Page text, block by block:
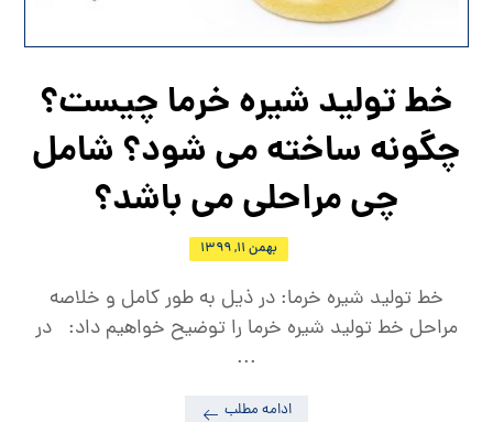
خط تولید شیره خرما چیست؟
چگونه ساخته می شود؟ شامل
چی مراحلی می باشد؟
بهمن ۱۱, ۱۳۹۹
خط تولید شیره خرما: در ذیل به طور کامل و خلاصه
مراحل خط تولید شیره خرما را توضیح خواهیم داد: در
...
ادامه مطلب